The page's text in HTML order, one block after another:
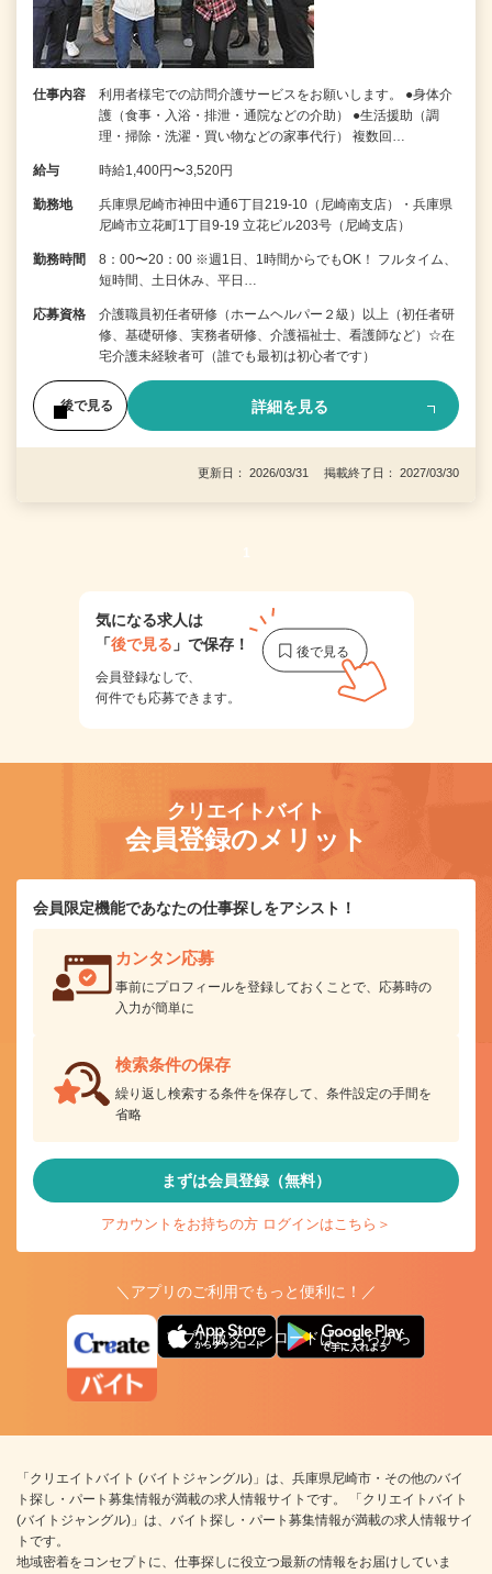
仕事内容
利用者様宅での訪問介護サービスをお願いします。 ●身体介
護（食事・入浴・排泄・通院などの介助） ●生活援助（調
理・掃除・洗濯・買い物などの家事代行） 複数回…
給与 時給1,400円〜3,520円
勤務地
兵庫県尼崎市神田中通6丁目219-10（尼崎南支店）・兵庫県
尼崎市立花町1丁目9-19 立花ビル203号（尼崎支店）
勤務時間
8：00〜20：00 ※週1日、1時間からでもOK！ フルタイム、
短時間、土日休み、平日…
応募資格
介護職員初任者研修（ホームヘルパー２級）以上（初任者研
修、基礎研修、実務者研修、介護福祉士、看護師など）☆在
宅介護未経験者可（誰でも最初は初心者です）
後で見る 詳細を見る
更新日： 2026/03/31 掲載終了日： 2027/03/30
1
気になる求人は
「後で見る 」で保存！
会員登録なしで、
何件でも応募できます。
クリエイトバイト
会員登録のメリット
会員限定機能であなたの仕事探しをアシスト！
カンタン応募
事前にプロフィールを登録しておくことで、応募時の
入力が簡単に
検索条件の保存
繰り返し検索する条件を保存して、条件設定の手間を
省略
まずは会員登録（無料）
アカウントをお持ちの方 ログインはこちら＞
＼アプリのご利用でもっと便利に！／
アプリ版ダウンロードはこちらから
「クリエイトバイト (バイトジャングル)」は、兵庫県尼崎市・その他のバイ
ト探し・パート募集情報が満載の求人情報サイトです。 「クリエイトバイト
(バイトジャングル)」は、バイト探し・パート募集情報が満載の求人情報サイ
トです。
地域密着をコンセプトに、仕事探しに役立つ最新の情報をお届けしていま